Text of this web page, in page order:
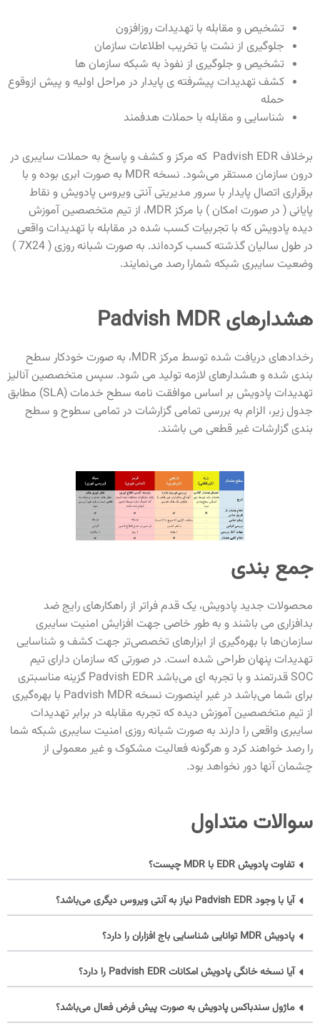
تشخیص و مقابله با تهدیدات روزافزون
جلوگیری از نشت یا تخریب اطلاعات سازمان
تشخیص و جلوگیری از نفوذ به شبکه سازمان ها
کشف تهدیدات پیشرفته‌‍ ی پایدار در مراحل اولیه و پیش ازوقوع
حمله
شناسایی و مقابله با حملات هدفمند
برخلاف Padvish EDR که مرکز و کشف و پاسخ به حملات سایبری در
درون سازمان مستقر می‌شود. نسخه MDR
به صورت ابری بوده و با
برقراری اتصال پایدار با سرور مدیریتی آنتی ویروس پادویش و نقاط
پایانی ( در صورت امکان ) با مرکز
MDR، از تیم متخصصین آموزش
دیده پادویش که با تجربیات کسب شده در مقابله با تهدیدات واقعی
در طول سالیان گذشته کسب کرده‌اند. به صورت شبانه روزی ( 7X24 )
وضعیت سایبری شبکه شمارا رصد می‌نمایند.
هشدارهای Padvish MDR
رخدادهای دریافت شده توسط مرکز MDR، به صورت خودکار سطح
بندی شده و هشدارهای لازمه تولید می شود. سپس متخصصین آنالیز
تهدیدات پادویش بر اساس موافقت نامه سطح خدمات (SLA) مطابق
جدول زیر، الزام به بررسی تمامی گزارشات در تمامی سطوح و سطح
بندی گزارشات غیر قطعی می باشند.
جمع بندی
محصولات جدید پادویش، یک قدم فراتر از راهکارهای رایج ضد
بدافزاری می باشند و به طور خاصی جهت افزایش امنیت سایبری
سازمان‌‌ها با بهره‌گیری از ابزارهای تخصصی‌تر جهت کشف و شناسایی
تهدیدات پنهان طراحی شده است. در صورتی که سازمان دارای تیم
SOC قدرتمند و با تجربه ای می‌باشد Padvish EDR گزینه مناسبتری
برای شما می‌باشد در غیر اینصورت نسخه Padvish MDR
با بهره‌گیری
از تیم متخصصین آموزش دیده که تجربه مقابله در برابر تهدیدات
سایبری واقعی را دارند به صورت شبانه روزی امنیت سایبری شبکه شما
را رصد خواهند کرد و هرگونه فعالیت مشکوک و غیر معمولی از
چشمان آنها دور نخواهد بود.
سوالات متداول
تفاوت پادویش EDR با MDR چیست؟
آیا با وجود Padvish EDR نیاز به آنتی ویروس دیگری می‌باشد؟
پادویش MDR توانایی شناسایی باج افزاران را دارد؟
آیا نسخه خانگی پادویش امکانات Padvish EDR را دارد؟
ماژول سندباکس پادویش به صورت پیش فرض فعال می‌باشد؟